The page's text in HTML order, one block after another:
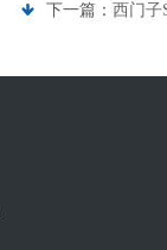
下一篇： 西门子